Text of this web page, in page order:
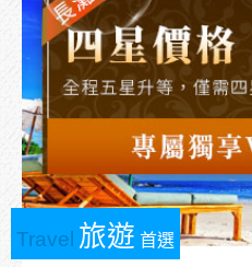
Travel 旅遊 首選